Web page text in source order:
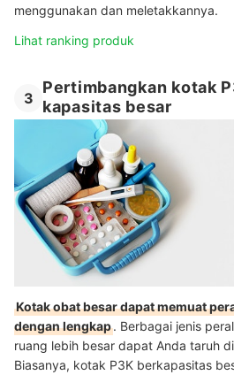
menggunakan dan meletakkannya.
Lihat ranking produk
3
Pertimbangkan kotak
kapasitas besar
Kotak obat besar dapat memuat
dengan lengkap. Berbagai jenis
ruang lebih besar dapat Anda taruh
Biasanya, kotak P3K berkapasitas